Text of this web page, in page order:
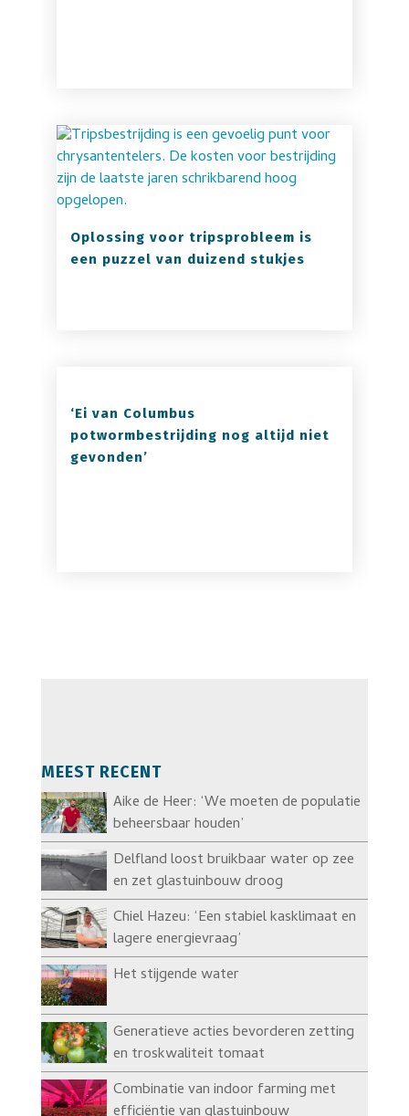
drager voor aaltjes
een puzzel van duizend stukjes
MEEST RECENT
Aike de Heer: ‘We moeten de populatie
beheersbaar houden’
Delfland loost bruikbaar water op zee
en zet glastuinbouw droog
Chiel Hazeu: ‘Een stabiel kasklimaat en
lagere energievraag’